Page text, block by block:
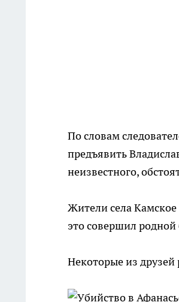
По словам
предъявить
неизвестного,
Жители села
это совершил родной
Некоторые из друзей